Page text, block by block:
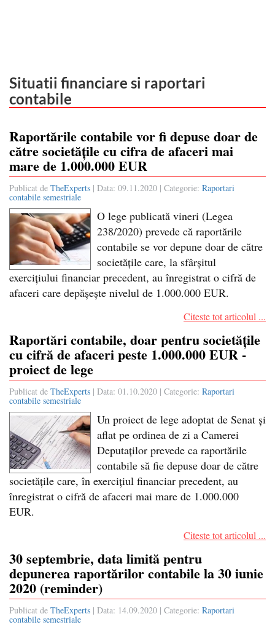
Situatii financiare si raportari
contabile
Raportările contabile vor fi depuse doar de
către societățile cu cifra de afaceri mai
mare de 1.000.000 EUR
Publicat de TheExperts | Data: 09.11.2020 | Categorie: Raportari
contabile semestriale
O lege publicată vineri (Legea
238/2020) prevede că raportările
contabile se vor depune doar de către
societățile care, la sfârșitul
exercițiului financiar precedent, au înregistrat o cifră de
afaceri care depășește nivelul de 1.000.000 EUR.
Citeste tot articolul ...
Raportări contabile, doar pentru societățile
cu cifră de afaceri peste 1.000.000 EUR -
proiect de lege
Publicat de TheExperts | Data: 01.10.2020 | Categorie: Raportari
contabile semestriale
Un proiect de lege adoptat de Senat și
aflat pe ordinea de zi a Camerei
Deputaților prevede ca raportările
contabile să fie depuse doar de către
societățile care, în exercițiul financiar precedent, au
înregistrat o cifră de afaceri mai mare de 1.000.000
EUR.
Citeste tot articolul ...
30 septembrie, data limită pentru
depunerea raportărilor contabile la 30 iunie
2020 (reminder)
Publicat de TheExperts | Data: 14.09.2020 | Categorie: Raportari
contabile semestriale